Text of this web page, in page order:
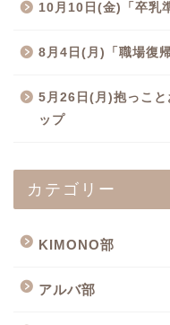
10月10日(金)「卒乳
8月4日(月)「職場復
5月26日(月)抱っこと
ップ
カテゴリー
KIMONO部
アルバ部